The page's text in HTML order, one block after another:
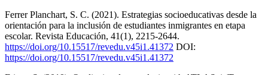
Ferrer Planchart, S. C. (2021). Estrategias socioeducativas desde la
orientación para la inclusión de estudiantes inmigrantes en etapa
escolar. Revista Educación, 41(1), 2215-2644.
https://doi.org/10.15517/revedu.v45i1.41372 DOI:
https://doi.org/10.15517/revedu.v45i1.41372